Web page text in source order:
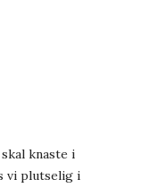
knaste i
vi plutselig i